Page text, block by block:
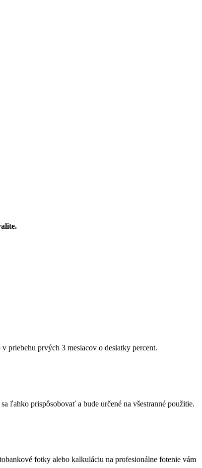
priebehu prvých 3 mesiacov o desiatky percent.
ľahko prispôsobovať a bude určené na všestranné použitie.
fotky alebo kalkuláciu na profesionálne fotenie vám